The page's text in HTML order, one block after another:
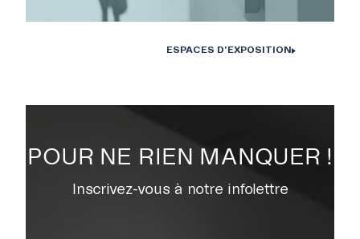
ESPACES D'EXPOSITION
POUR NE RIEN MANQUER !
Inscrivez-vous à notre infolettre